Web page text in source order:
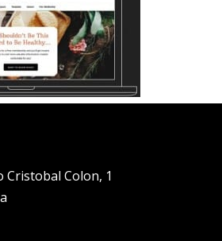
Cristobal Colon, 1